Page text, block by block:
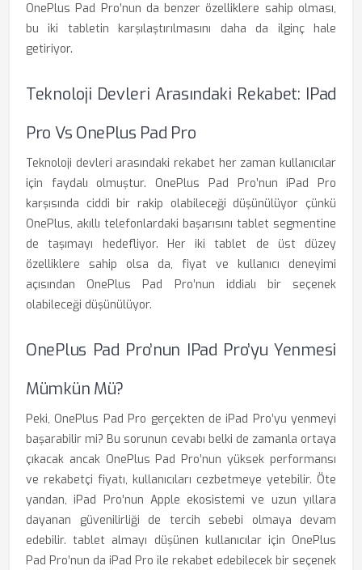
OnePlus Pad Pro’nun da benzer özelliklere sahip olması,
bu iki tabletin karşılaştırılmasını daha da ilginç hale
getiriyor.
Teknoloji Devleri Arasındaki Rekabet: IPad
Pro Vs OnePlus Pad Pro
Teknoloji devleri arasındaki rekabet her zaman kullanıcılar
için faydalı olmuştur. OnePlus Pad Pro’nun iPad Pro
karşısında ciddi bir rakip olabileceği düşünülüyor çünkü
OnePlus, akıllı telefonlardaki başarısını tablet segmentine
de taşımayı hedefliyor. Her iki tablet de üst düzey
özelliklere sahip olsa da, fiyat ve kullanıcı deneyimi
açısından OnePlus Pad Pro’nun iddialı bir seçenek
olabileceği düşünülüyor.
OnePlus Pad Pro’nun IPad Pro’yu Yenmesi
Mümkün Mü?
Peki, OnePlus Pad Pro gerçekten de iPad Pro’yu yenmeyi
başarabilir mi? Bu sorunun cevabı belki de zamanla ortaya
çıkacak ancak OnePlus Pad Pro’nun yüksek performansı
ve rekabetçi fiyatı, kullanıcıları cezbetmeye yetebilir. Öte
yandan, iPad Pro’nun Apple ekosistemi ve uzun yıllara
dayanan güvenilirliği de tercih sebebi olmaya devam
edebilir. tablet almayı düşünen kullanıcılar için OnePlus
Pad Pro’nun da iPad Pro ile rekabet edebilecek bir seçenek